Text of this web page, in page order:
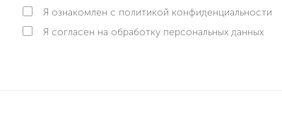
Я ознакомлен с политикой конфиденциальности
Я согласен на обработку персональных данных